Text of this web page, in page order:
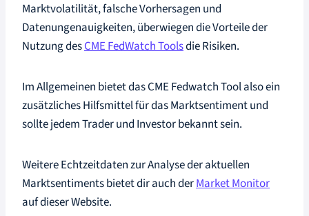
Marktvolatilität, falsche Vorhersagen und
Datenungenauigkeiten, überwiegen die Vorteile der
Nutzung desCME FedWatch Toolsdie Risiken.
Im Allgemeinen bietet das CME Fedwatch Tool also ein
zusätzliches Hilfsmittel für das Marktsentiment und
sollte jedem Trader und Investor bekannt sein.
Weitere Echtzeitdaten zur Analyse der aktuellen
Marktsentiments bietet dir auch derMarket Monitor
auf dieser Website.